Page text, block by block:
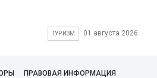
ТУРИЗМ 01 августа 2026
ПРАВОВАЯ ИНФОРМАЦИЯ